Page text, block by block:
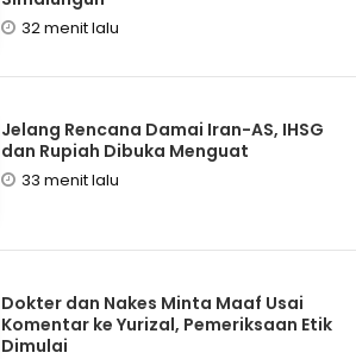
32 menit lalu
Jelang Rencana Damai Iran-AS, IHSG
dan Rupiah Dibuka Menguat
33 menit lalu
Dokter dan Nakes Minta Maaf Usai
Komentar ke Yurizal, Pemeriksaan Etik
Dimulai